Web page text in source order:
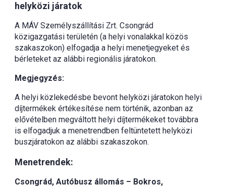
helyközi járatok
A MÁV Személyszállítási Zrt. Csongrád
közigazgatási területén (a helyi vonalakkal közös
szakaszokon) elfogadja a helyi menetjegyeket és
bérleteket az alábbi regionális járatokon.
Megjegyzés:
A helyi közlekedésbe bevont helyközi járatokon helyi
díjtermékek értékesítése nem történik, azonban az
elővételben megváltott helyi díjtermékeket továbbra
is elfogadjuk a menetrendben feltüntetett helyközi
buszjáratokon az alábbi szakaszokon.
Menetrendek:
Csongrád, Autóbusz állomás – Bokros,